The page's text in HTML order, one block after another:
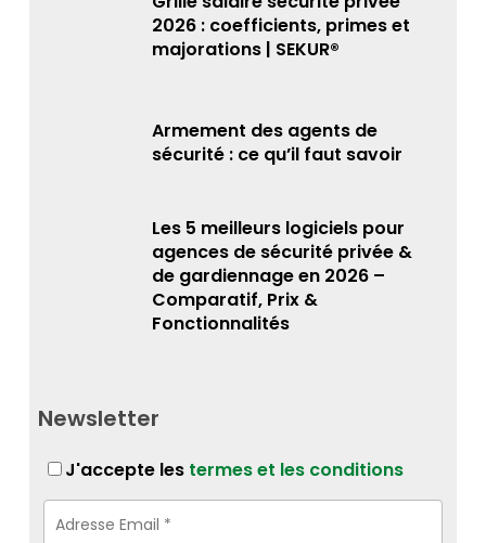
2026 : coefficients, primes et
majorations | SEKUR®
Armement des agents de
sécurité : ce qu’il faut savoir
Les 5 meilleurs logiciels pour
agences de sécurité privée &
de gardiennage en 2026 –
Comparatif, Prix &
Fonctionnalités
Newsletter
J'accepte les termes et les conditions